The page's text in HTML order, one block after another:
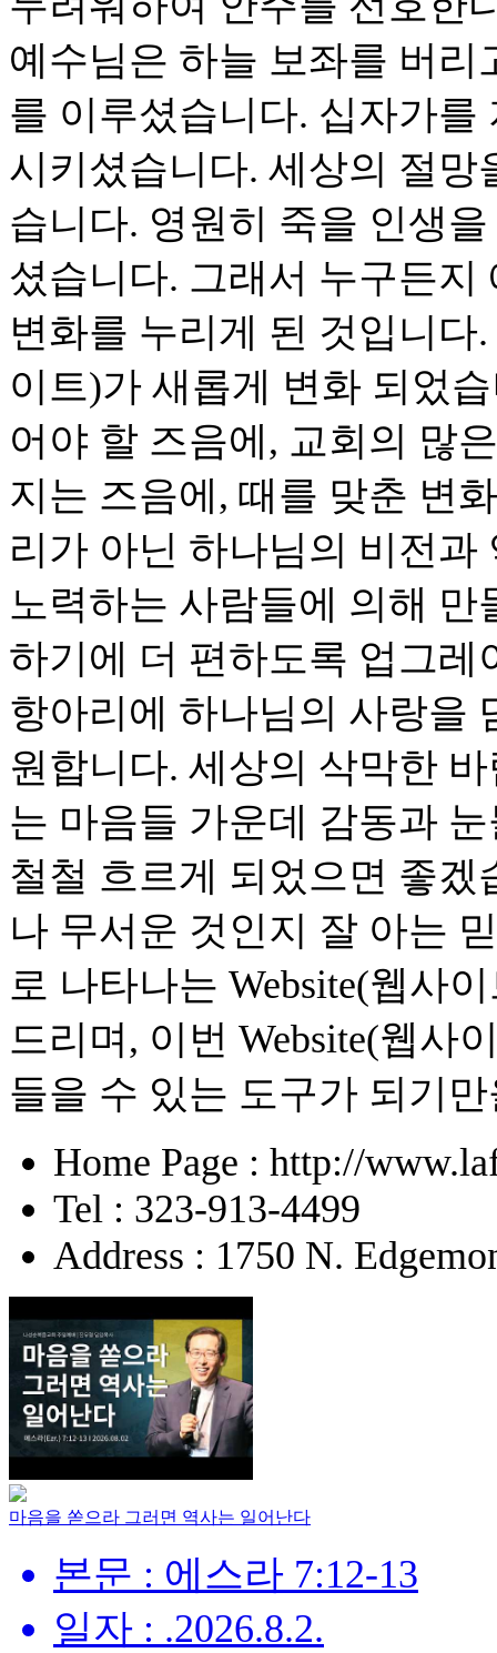
예수님은 하늘 보좌를 버
를 이루셨습니다. 십자가
시키셨습니다. 세상의 절
습니다. 영원히 죽을 인생
셨습니다. 그래서 누구든
변화를 누리게 된 것입니다
이트)가 새롭게 변화 되었
어야 할 즈음에, 교회의 많
지는 즈음에, 때를 맞춘 변
리가 아닌 하나님의 비전
노력하는 사람들에 의해
하기에 더 편하도록 업그레
항아리에 하나님의 사랑을
원합니다. 세상의 삭막한
는 마음들 가운데 감동과
철철 흐르게 되었으면 좋
나 무서운 것인지 잘 아는
로 나타나는 Website(웹사
드리며, 이번 Website(웹사
들을 수 있는 도구가 되기
Home Page : http://
Tel : 323-913-4499
Address : 1750 N.
마음을 쏟으라 그러면 역사는 일어난다
본문 : 에스라 7:12-13
일자 : .2026.8.2.